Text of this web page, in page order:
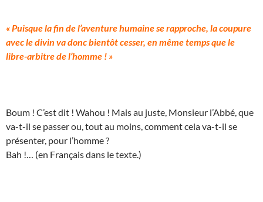
« Puisque la fin de l’aventure humaine se rapproche, la coupure
avec le divin va donc bientôt cesser, en même temps que le
libre-arbitre de l’homme ! »
Boum ! C’est dit ! Wahou ! Mais au juste, Monsieur l’Abbé, que
va-t-il se passer ou, tout au moins, comment cela va-t-il se
présenter, pour l’homme ?
Bah !… (en Français dans le texte.)